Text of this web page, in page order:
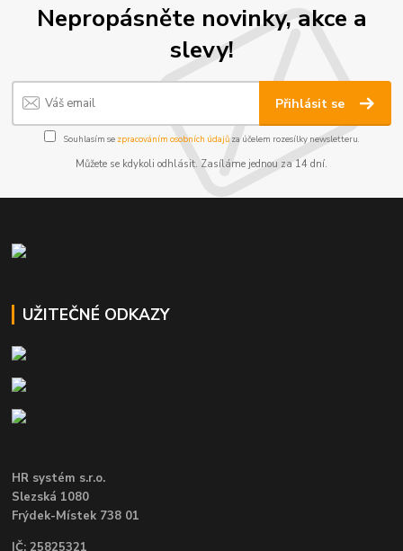
Nepropásněte novinky, akce a
slevy!
Přihlásit se
Souhlasím se zpracováním osobních údajůza účelem rozesílky newsletteru.
Můžete se kdykoli odhlásit. Zasíláme jednou za 14 dní.
UŽITEČNÉ ODKAZY
HR systém s.r.o.
Slezská 1080
Frýdek-Místek 738 01